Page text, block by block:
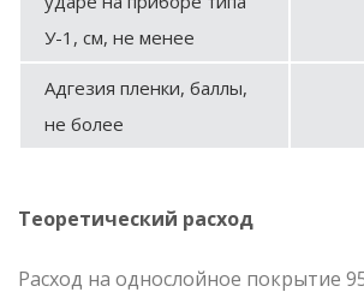
У-1, см, не менее
Адгезия пленки, баллы,
не более
Теоретический расход
Расход на однослойное покрытие